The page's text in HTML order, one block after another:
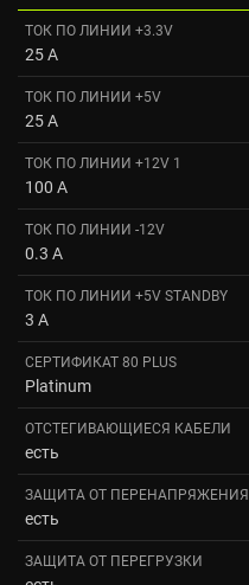
ТОК ПО ЛИНИИ +3.3V
25 A
ТОК ПО ЛИНИИ +5V
25 A
ТОК ПО ЛИНИИ +12V 1
100 A
ТОК ПО ЛИНИИ -12V
0.3 A
ТОК ПО ЛИНИИ +5V STANDBY
3 A
СЕРТИФИКАТ 80 PLUS
Platinum
ОТСТЕГИВАЮЩИЕСЯ КАБЕЛИ
есть
ЗАЩИТА ОТ ПЕРЕНАПРЯЖЕНИЯ
есть
ЗАЩИТА ОТ ПЕРЕГРУЗКИ